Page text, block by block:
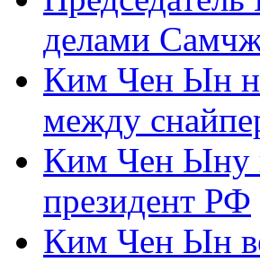
делами
Ким Чен Ын
между
Ким Чен Ыну
президент РФ
Ким Чен Ын